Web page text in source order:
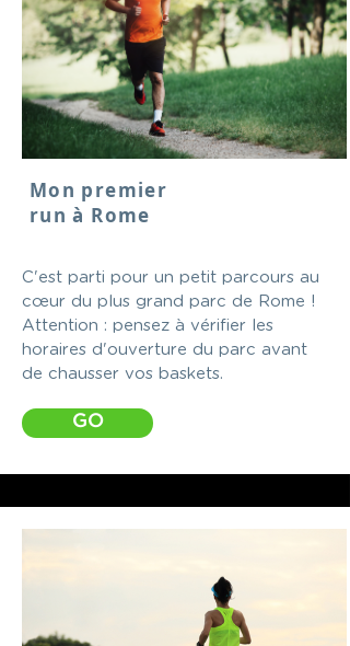
Mon premier
run à Rome
C'est parti pour un petit parcours au
cœur du plus grand parc de Rome !
Attention : pensez à vérifier les
horaires d'ouverture du parc avant
de chausser vos baskets.
GO